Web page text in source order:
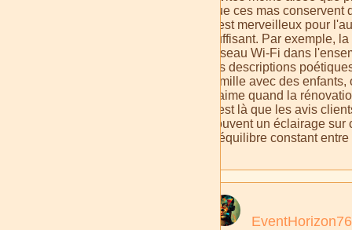
que ces mas
c'est merveilleux pour
suffisant. Par exemple,
réseau Wi-Fi dans
les descriptions
famille avec des
J'aime quand la
c'est là que les avis
souvent un éclairage
d'équilibre constant
EventHorizon76